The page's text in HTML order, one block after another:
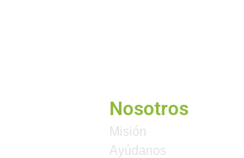
Nosotros
Misión
Ayúdanos